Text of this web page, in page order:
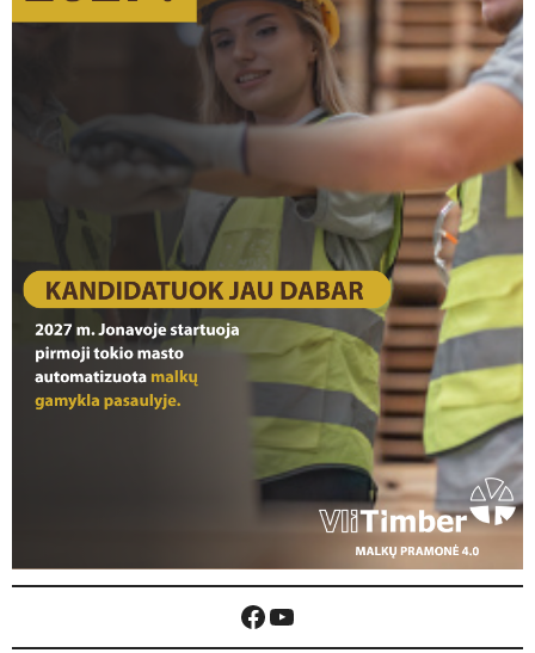
Facebook YouTube